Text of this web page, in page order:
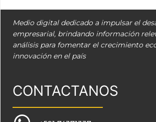
Medio digital dedicado a impulsar el
empresarial, brindando información
análisis para fomentar el crecimiento
innovación en el país
CONTACTANOS